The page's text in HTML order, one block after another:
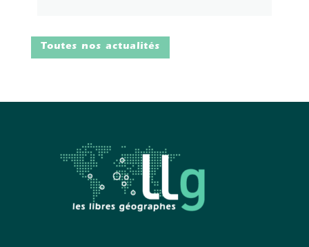
Toutes nos actualités